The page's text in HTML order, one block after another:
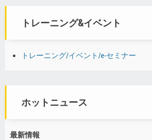
トレーニング&イベント
トレーニング/イベント/e-セミナー
ホットニュース
最新情報